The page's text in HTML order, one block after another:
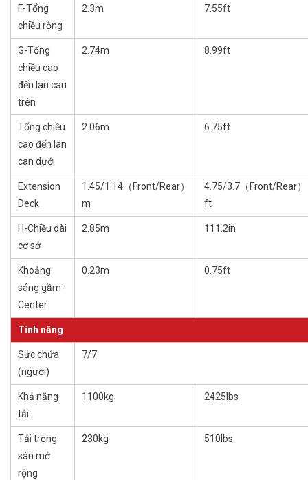
F-Tổng
chiều rộng
2.3m 7.55ft
G-Tổng
chiều cao
đến lan can
trên
2.74m 8.99ft
Tổng chiều
cao đến lan
can dưới
2.06m 6.75ft
Extension
Deck
1.45/1.14（Front/Rear）
m
4.75/3.7（Front/Rear）
ft
H-Chiều dài
cơ sở
2.85m 111.2in
Khoảng
sáng gầm-
Center
0.23m 0.75ft
Tính năng
Sức chứa
(người)
7/7
Khả năng
tải
1100kg 2425lbs
Tải trọng
sàn mở
rộng
230kg 510lbs